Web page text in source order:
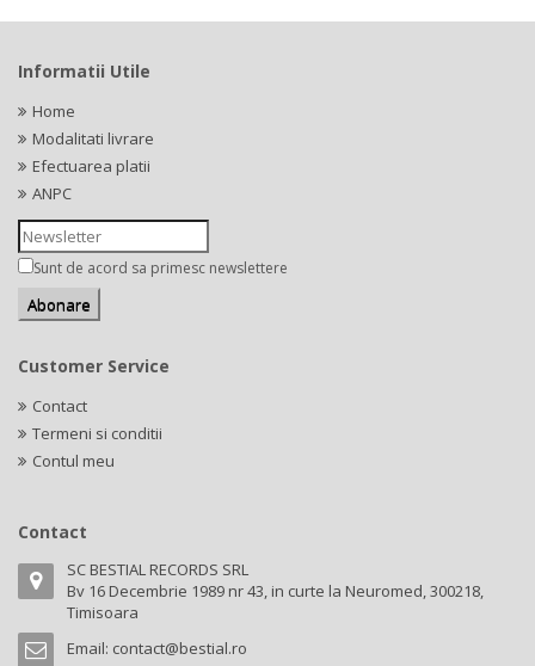
Informatii Utile
Home
Modalitati livrare
Efectuarea platii
ANPC
Sunt de acord sa primesc newslettere
Customer Service
Contact
Termeni si conditii
Contul meu
Contact
SC BESTIAL RECORDS SRL
Bv 16 Decembrie 1989 nr 43, in curte la Neuromed, 300218,
Timisoara
Email: contact@bestial.ro